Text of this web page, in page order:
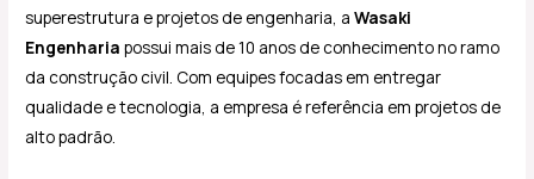
superestrutura e projetos de engenharia, aWasaki
Engenharia possui mais de 10 anos de conhecimento no ramo
da construção civil. Com equipes focadas em entregar
qualidade e tecnologia, a empresa é referência em projetos de
alto padrão.